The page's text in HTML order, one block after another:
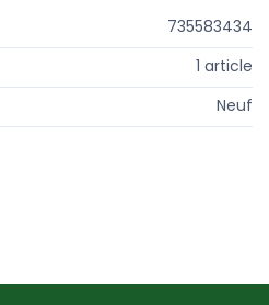
735583434
1 article
Neuf